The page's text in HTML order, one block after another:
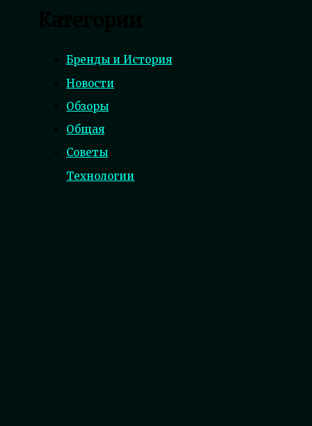
Бренды и История
Новости
Обзоры
Общая
Советы
Технологии